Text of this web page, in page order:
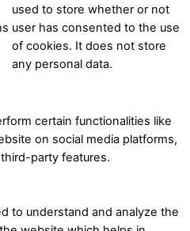
used to store whether or not
user has consented to the use
of cookies. It does not store
any personal data.
certain functionalities like
on social media platforms,
party features.
to understand and analyze the